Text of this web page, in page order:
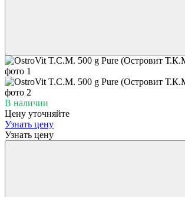
В наличии
Цену уточняйте
Узнать цену
Узнать цену